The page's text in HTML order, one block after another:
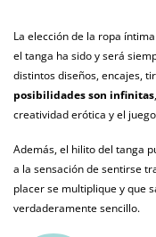
original
¿Cuándo lo
recibo?
La elección de la ropa
el tanga ha sido y será
distintos diseños, encajes,
posibilidades son infinitas
creatividad erótica y el
Además, el hilito del tanga
a la sensación de sentirse
placer se multiplique y que
verdaderamente sencillo.